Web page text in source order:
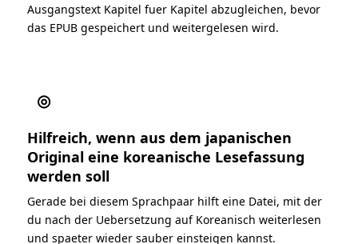
Ausgangstext Kapitel fuer Kapitel abzugleichen, bevor
das EPUB gespeichert und weitergelesen wird.
◎
Hilfreich, wenn aus dem japanischen
Original eine koreanische Lesefassung
werden soll
Gerade bei diesem Sprachpaar hilft eine Datei, mit der
du nach der Uebersetzung auf Koreanisch weiterlesen
und spaeter wieder sauber einsteigen kannst.